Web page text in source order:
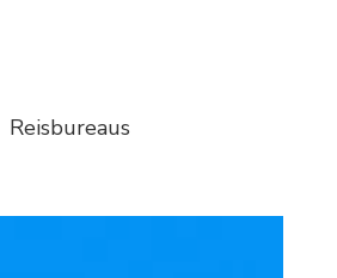
Reisbureaus